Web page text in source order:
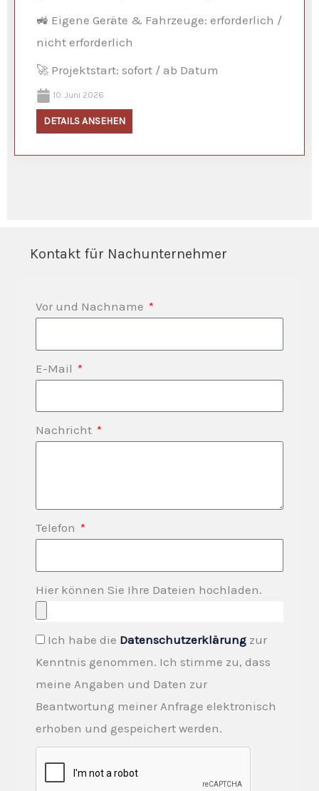
🚜 Eigene Geräte & Fahrzeuge: erforderlich /
nicht erforderlich
🚀 Projektstart: sofort / ab Datum
10. Juni 2026
DETAILS ANSEHEN
Kontakt für Nachunternehmer
Vor und Nachname
E-Mail
Nachricht
Telefon
Hier können Sie Ihre Dateien hochladen.
Ich habe die Datenschutzerklärung zur
Kenntnis genommen. Ich stimme zu, dass
meine Angaben und Daten zur
Beantwortung meiner Anfrage elektronisch
erhoben und gespeichert werden.